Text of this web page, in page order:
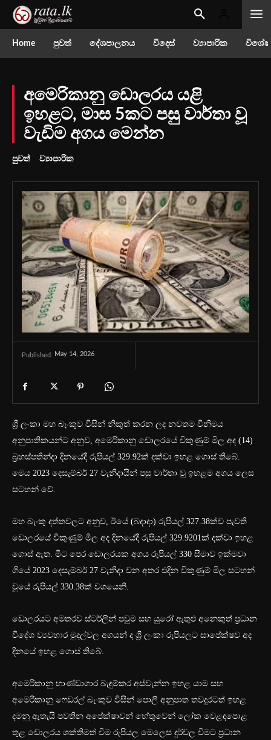
Home පුවත් දේශපාලනය විදෙස් ව්‍යාපාරික
අමෙරිකානු ඩොලරය යළි
ඉහළට, මාස 5කට පසු වාර්තා වූ
වැඩිම අගය මෙන්න
පුවත් ව්‍යාපාරික
Published: May 14, 2026
ශ්‍රී ලංකා මහ බැංකුව විසින් නිකුත් කරන ලද නවතම විනිමය
අනුපාතිකයන්ට අනුව, අමෙරිකානු ඩොලරයේ විකුණුම් මිල අද (14)
බ්‍රහස්පතින්දා දිනයේදී රුපියල් 329.92ක් දක්වා ඉහළ ගොස් තිබේ.
මෙය 2023 දෙසැම්බර් 27 වැනිදායින් පසු වාර්තා වූ ඉහළම අගය ලෙස
සටහන් වේ.
මහ බැංකු දත්තවලට අනුව, ඊයේ (බදාදා) රුපියල් 327.38ක්ව පැවති
ඩොලරයේ විකුණුම් මිල අද දිනයේදී රුපියල් 329.9201ක් දක්වා ඉහළ
ගොස් ඇත. මීට පෙර ඩොලරයක අගය රුපියල් 330 සීමාව ඉක්මවා
ගියේ 2023 දෙසැම්බර් 27 වැනිදා වන අතර එදින විකුණුම් මිල සටහන්
වූයේ රුපියල් 330.38ක් වශයෙනි.
ඩොලරයට අමතරව ස්ටර්ලින් පවුම සහ යුරෝ ඇතුළු අනෙකුත් ප්‍රධාන
විදේශ ව්‍යවහාර මුදල්වල අගයන් ද ශ්‍රී ලංකා රුපියලට සාපේක්ෂව අද
දිනයේ ඉහළ ගොස් තිබේ.
අමෙරිකානු භාණ්ඩාගාර බැඳුම්කර අස්වැන්න ඉහළ යාම සහ
අමෙරිකානු ෆෙඩරල් බැංකුව විසින් පොලී අනුපාත තවදුරටත් ඉහළ
දමනු ඇතැයි පවතින අපේක්ෂාවන් හේතුවෙන් ලෝක වෙළඳපොළ
තුළ ඩොලරය ශක්තිමත් වීම රුපියල මෙලෙස දුර්වල වීමට ප්‍රධාන